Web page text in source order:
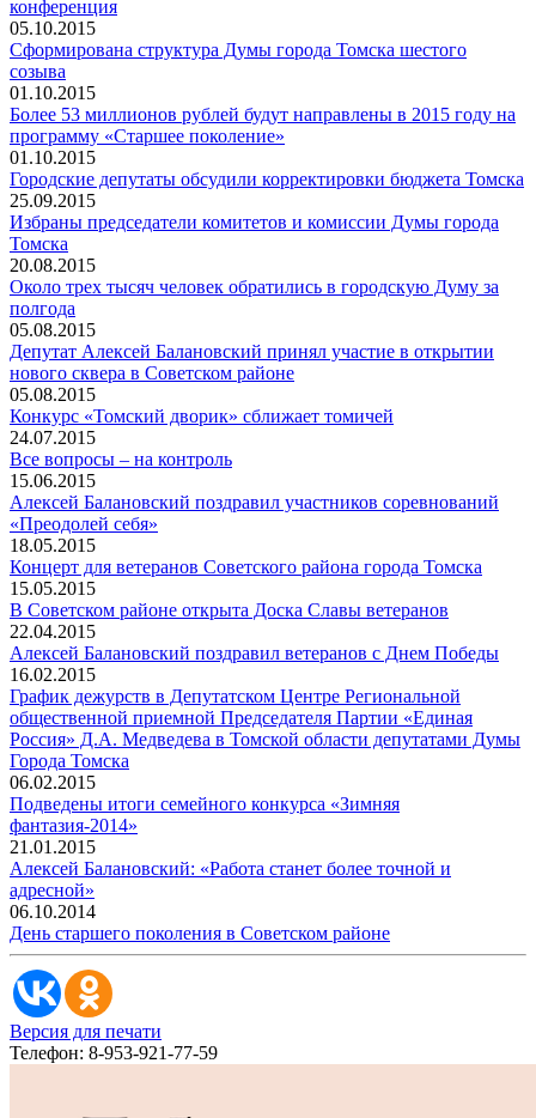
конференция
05.10.2015
Сформирована структура Думы города Томска шестого
созыва
01.10.2015
Более 53 миллионов рублей будут направлены в 2015 году на
программу «Старшее поколение»
01.10.2015
Городские депутаты обсудили корректировки бюджета Томска
25.09.2015
Избраны председатели комитетов и комиссии Думы города
Томска
20.08.2015
Около трех тысяч человек обратились в городскую Думу за
полгода
05.08.2015
Депутат Алексей Балановский принял участие в открытии
нового сквера в Советском районе
05.08.2015
Конкурс «Томский дворик» сближает томичей
24.07.2015
Все вопросы – на контроль
15.06.2015
Алексей Балановский поздравил участников соревнований
«Преодолей себя»
18.05.2015
Концерт для ветеранов Советского района города Томска
15.05.2015
В Советском районе открыта Доска Славы ветеранов
22.04.2015
Алексей Балановский поздравил ветеранов с Днем Победы
16.02.2015
График дежурств в Депутатском Центре Региональной
общественной приемной Председателя Партии «Единая
Россия» Д.А. Медведева в Томской области депутатами Думы
Города Томска
06.02.2015
Подведены итоги семейного конкурса «Зимняя
фантазия-2014»
21.01.2015
Алексей Балановский: «Работа станет более точной и
адресной»
06.10.2014
День старшего поколения в Советском районе
Версия для печати
Телефон: 8-953-921-77-59